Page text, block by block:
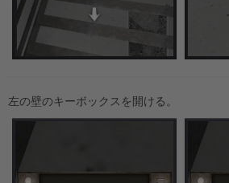
左の壁のキーボックスを開ける。